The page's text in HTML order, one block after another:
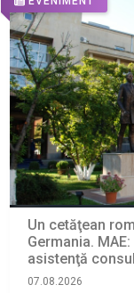
Un cetăţean
Germania.
asistenţă
07.08.2026